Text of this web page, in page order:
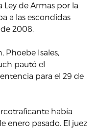
de Armas por la
a las escondidas
2008.
Phoebe Isales,
pautó el
para el 29 de
había
enero pasado. El juez